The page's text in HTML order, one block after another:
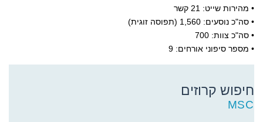
• מהירות שייט: 21 קשר
• סה"כ נוסעים: 1,560 (תפוסה זוגית)
• סה"כ צוות: 700
• מספר סיפוני אורחים: 9
חיפוש קרוזים
MSC